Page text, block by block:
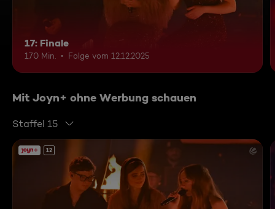
17: Finale
170 Min. Folge vom 12.12.2025
Mit Joyn+ ohne Werbung schauen
Staffel 15
12